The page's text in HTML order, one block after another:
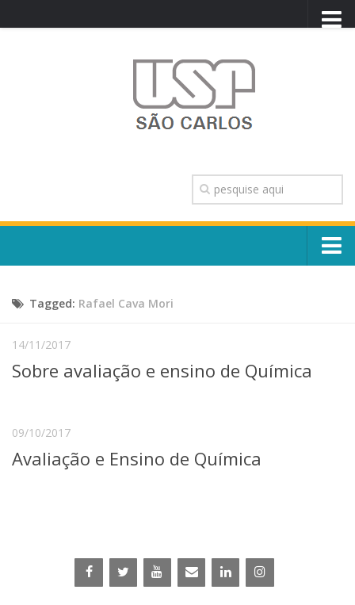
TRANSPARÊNCIA
OUVIDORIA
CONTATO
Escola, Institutos e Órgãos
Núcleos e Comissões
Telefones e Mapas
Graduação
Pós-Graduação
Educação a distância
Pós-doutorado
Iniciação Científica
Tagged: Rafael Cava Mori
14/11/2017
Sobre avaliação e ensino de Química
09/10/2017
Avaliação e Ensino de Química